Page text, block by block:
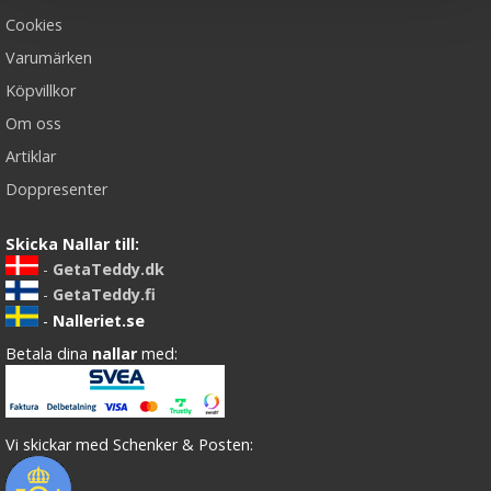
Cookies
Varumärken
Köpvillkor
Om oss
Artiklar
Doppresenter
Skicka Nallar till:
- GetaTeddy.dk
- GetaTeddy.fi
- Nalleriet.se
Betala dina nallar med:
Vi skickar med Schenker & Posten: